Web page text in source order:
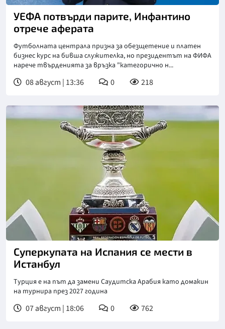
УЕФА потвърди парите, Инфантино
отрече аферата
Футболната централа призна за обезщетение и платен
бизнес курс на бивша служителка, но президентът на ФИФА
нарече твърденията за връзка "категорично н...
08 август | 13:36 0 218
Снимка: X/Twitter
Суперкупата на Испания се мести в
Истанбул
Турция е на път да замени Саудитска Арабия като домакин
на турнира през 2027 година
07 август | 18:06 0 762